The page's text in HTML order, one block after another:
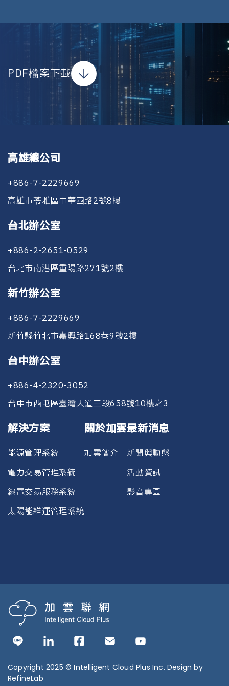
PDF檔案下載
高雄總公司
+886-7-2229669
高雄市苓雅區中華四路2號8樓
台北辦公室
+886-2-2651-0529
台北市南港區重陽路271號2樓
新竹辦公室
+886-7-2229669
新竹縣竹北市嘉興路168巷9號2樓
台中辦公室
+886-4-2320-3052
台中市西屯區臺灣大道三段658號10樓之3
解決方案
能源管理系統
電力交易管理系統
綠電交易服務系統
太陽能維運管理系統
關於加雲
加雲簡介
最新消息
新聞與動態
活動資訊
影音專區
Copyright 2025 © Intelligent Cloud Plus Inc. Design by
RefineLab